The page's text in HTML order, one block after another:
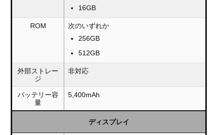
16GB
ROM
次のいずれか
256GB
512GB
外部ストレー
ジ
非対応
バッテリー容
量
5,400mAh
ディスプレイ